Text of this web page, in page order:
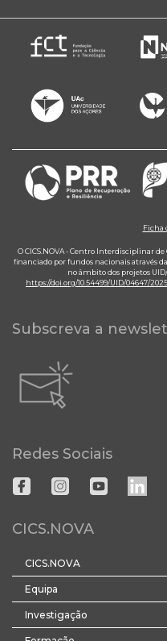
Ficha
O CICS.NOVA - Centro Interdisciplinar de
financiado por fundos nacionais através da
no âmbito dos projetos
https://doi.org/10.54499/UID/04647/2025
Subscreva a
Redes Sociais
CICS.NOVA
CICS.NOVA
Equipa
Investigação